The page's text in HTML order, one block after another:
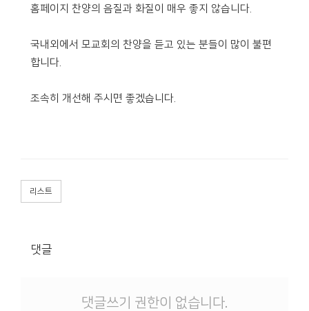
홈페이지 찬양의 음질과 화질이 매우 좋지 않습니다.
국내외에서 모교회의 찬양을 듣고 있는 분들이 많이 불편
합니다.
조속히 개선해 주시면 좋겠습니다.
리스트
댓글
댓글쓰기 권한이 없습니다.